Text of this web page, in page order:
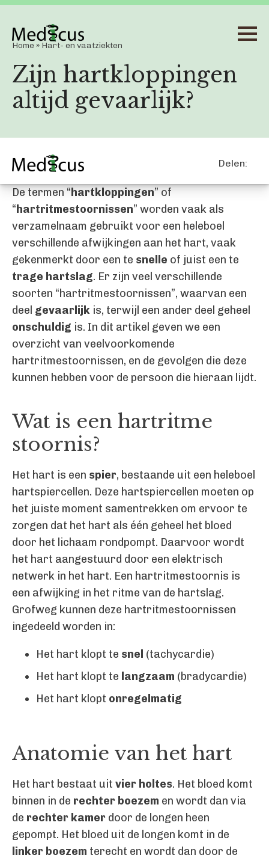
Home » Hart- en vaatziekten
Zijn hartkloppingen
altijd gevaarlijk?
Delen:
De termen “ hartkloppingen” of
“ hartritmestoornissen” worden vaak als
verzamelnaam gebruikt voor een heleboel
verschillende afwijkingen aan het hart, vaak
gekenmerkt door een te snelle of juist een te
trage hartslag. Er zijn veel verschillende
soorten “hartritmestoornissen”, waarvan een
deel gevaarlijk is, terwijl een ander deel geheel
onschuldig is. In dit artikel geven we een
overzicht van veelvoorkomende
hartritmestoornissen, en de gevolgen die deze
kunnen hebben voor de persoon die hieraan lijdt.
Wat is een hartritme
stoornis?
Het hart is een spier, bestaande uit een heleboel
hartspiercellen. Deze hartspiercellen moeten op
het juiste moment samentrekken om ervoor te
zorgen dat het hart als één geheel het bloed
door het lichaam rondpompt. Daarvoor wordt
het hart aangestuurd door een elektrisch
netwerk in het hart. Een hartritmestoornis is
een afwijking in het ritme van de hartslag.
Grofweg kunnen deze hartritmestoornissen
ingedeeld worden in:
Het hart klopt te snel (tachycardie)
Het hart klopt te langzaam (bradycardie)
Het hart klopt onregelmatig
Anatomie van het hart
Het hart bestaat uit vier holtes. Het bloed komt
binnen in de rechter boezem en wordt dan via
de rechter kamer door de longen heen
gepompt. Het bloed uit de longen komt in de
linker boezem terecht en wordt dan door de